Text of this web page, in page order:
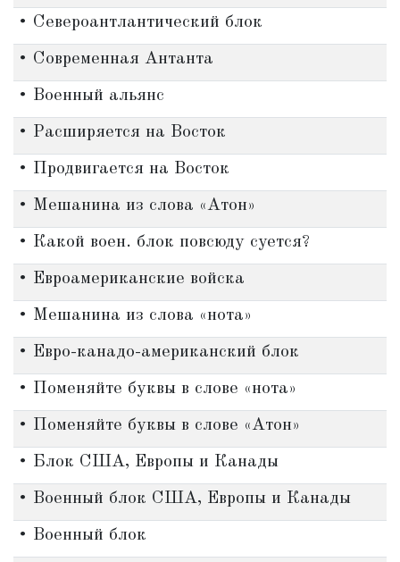
• Североантлантический блок
• Современная Антанта
• Военный альянс
• Расширяется на Восток
• Продвигается на Восток
• Мешанина из слова «Атон»
• Какой воен. блок повсюду суется?
• Евроамериканские войска
• Мешанина из слова «нота»
• Евро-канадо-американский блок
• Поменяйте буквы в слове «нота»
• Поменяйте буквы в слове «Атон»
• Блок США, Европы и Канады
• Военный блок США, Европы и Канады
• Военный блок